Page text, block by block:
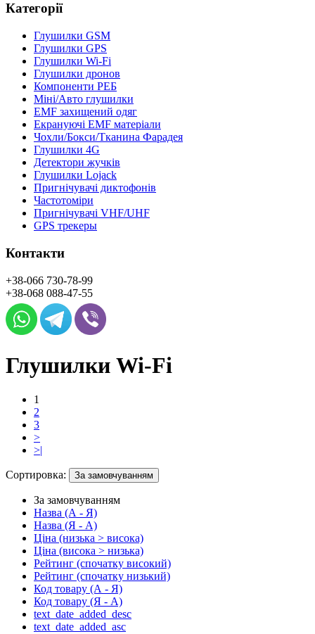
Категорії
Глушилки GSM
Глушилки GPS
Глушилки Wi-Fi
Глушилки дронов
Компоненти РЕБ
Міні/Авто глушилки
EMF захищений одяг
Екрануючі EMF матеріали
Чохли/Бокси/Тканина Фарадея
Глушилки 4G
Детектори жучків
Глушилки Lojack
Пригнічувачі диктофонів
Частотоміри
Пригнічувачі VHF/UHF
GPS трекеры
Контакти
+38-066 730-78-99
+38-068 088-47-55
Глушилки Wi-Fi
1
2
3
>
>|
Сортировка: За замовчуванням
За замовчуванням
Назва (А - Я)
Назва (Я - А)
Ціна (низька > висока)
Ціна (висока > низька)
Рейтинг (спочатку високий)
Рейтинг (спочатку низький)
Код товару (А - Я)
Код товару (Я - А)
text_date_added_desc
text_date_added_asc